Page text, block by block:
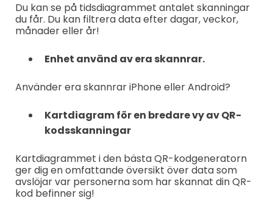
Du kan se på tidsdiagrammet antalet skanningar
du får. Du kan filtrera data efter dagar, veckor,
månader eller år!
Enhet använd av era skannrar.
Använder era skannrar iPhone eller Android?
Kartdiagram för en bredare vy av QR-
kodsskanningar
Kartdiagrammet i den bästa QR-kodgeneratorn
ger dig en omfattande översikt över data som
avslöjar var personerna som har skannat din QR-
kod befinner sig!